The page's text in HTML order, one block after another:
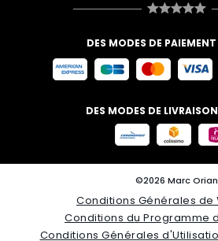
DES MODES DE PAIEMENT
DES MODES DE
©2026 Marc Orian
Conditions Générales de
Conditions du Programme
Conditions Générales